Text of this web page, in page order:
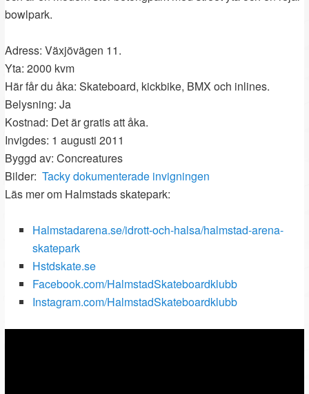
bowlpark.
Adress: Växjövägen 11.
Yta: 2000 kvm
Här får du åka: Skateboard, kickbike, BMX och inlines.
Belysning: Ja
Kostnad: Det är gratis att åka.
Invigdes: 1 augusti 2011
Byggd av: Concreatures
Bilder:Tacky dokumenterade invigningen
Läs mer om Halmstads skatepark:
Halmstadarena.se/idrott-och-halsa/halmstad-arena-
skatepark
Hstdskate.se
Facebook.com/HalmstadSkateboardklubb
Instagram.com/HalmstadSkateboardklubb